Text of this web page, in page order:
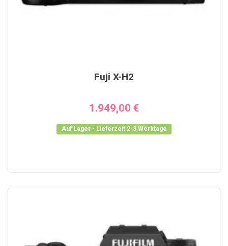
Fuji X-H2
1.949,00 €
Auf Lager - Lieferzeit 2-3 Werktage